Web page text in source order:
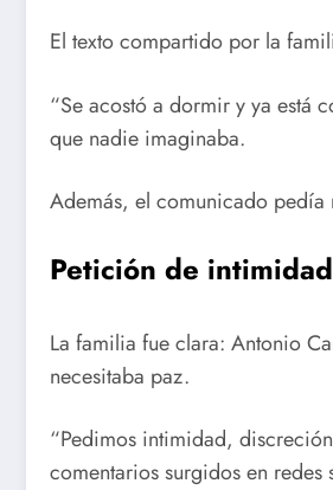
El texto compartido por la
“Se acostó a dormir y ya está
que nadie imaginaba.
Además, el comunicado pedía
Petición de
La familia fue clara: Antonio
necesitaba paz.
“Pedimos intimidad,
comentarios surgidos en redes